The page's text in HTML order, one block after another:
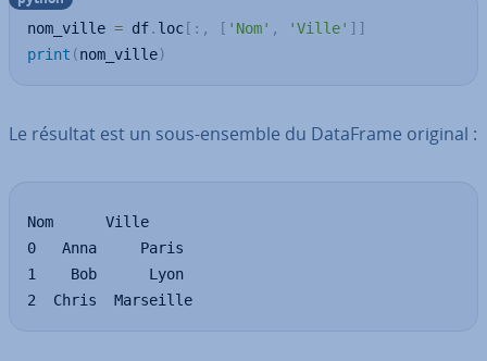
nom_ville = df. loc [ : , [ 'Nom' , 'Ville' ] ]
print (nom_ville)
Le résultat est un sous-ensemble du DataFrame original :
Nom      Ville
0   Anna     Paris
1    Bob      Lyon
2  Chris  Marseille